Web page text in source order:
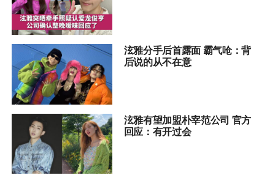
泫雅分手后首露面 霸气呛：背
后说的从不在意
泫雅有望加盟朴宰范公司 官方
回应：有开过会